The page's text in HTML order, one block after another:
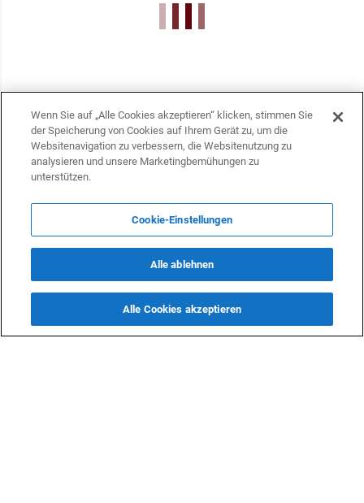
Wenn Sie auf „Alle Cookies akzeptieren“ klicken, stimmen Sie
der Speicherung von Cookies auf Ihrem Gerät zu, um die
Websitenavigation zu verbessern, die Websitenutzung zu
analysieren und unsere Marketingbemühungen zu
unterstützen.
Cookie-Einstellungen
Alle ablehnen
Alle Cookies akzeptieren